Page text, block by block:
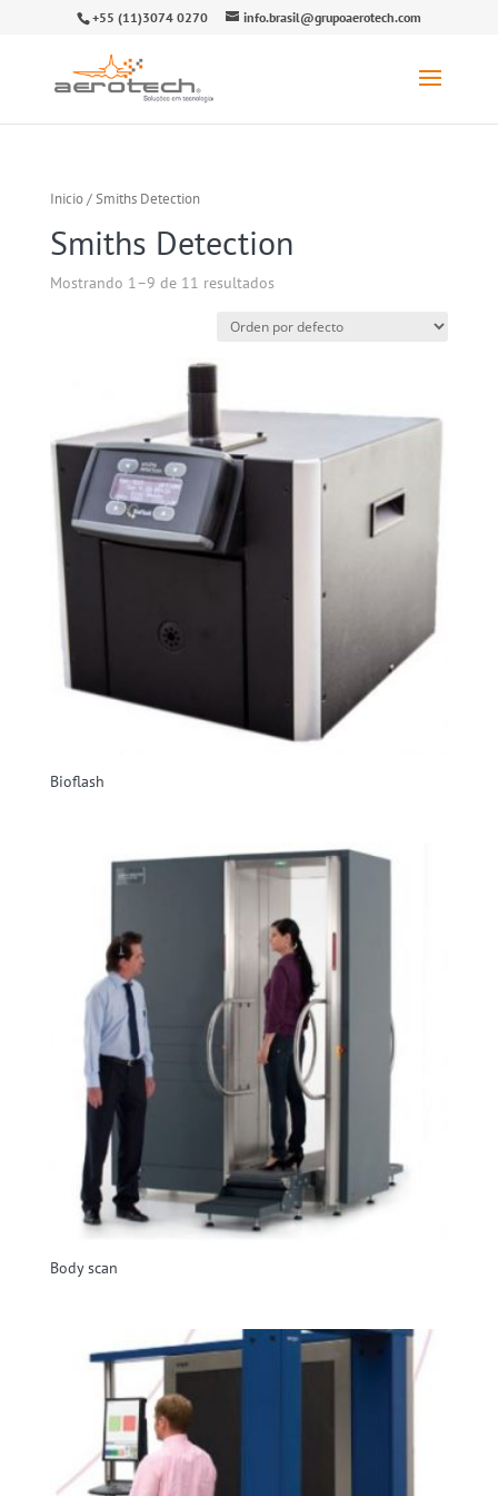
+55 (11)3074 0270 info.brasil@grupoaerotech.com
Inicio/ Smiths Detection
Smiths Detection
Mostrando 1–9 de 11 resultados
Bioflash
Body scan